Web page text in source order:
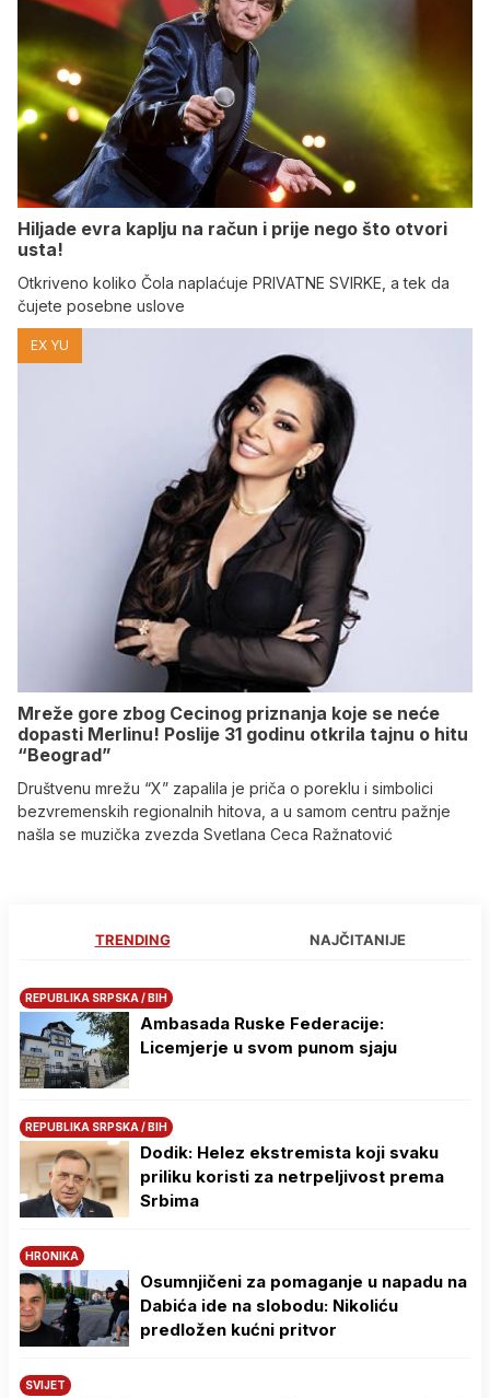
Hiljade evra kaplju na račun i prije nego što otvori
usta!
Otkriveno koliko Čola naplaćuje PRIVATNE SVIRKE, a tek da
čujete posebne uslove
EX YU
Mreže gore zbog Cecinog priznanja koje se neće
dopasti Merlinu! Poslije 31 godinu otkrila tajnu o hitu
“Beograd”
Društvenu mrežu “X” zapalila je priča o poreklu i simbolici
bezvremenskih regionalnih hitova, a u samom centru pažnje
našla se muzička zvezda Svetlana Ceca Ražnatović
TRENDING NAJČITANIJE
REPUBLIKA SRPSKA / BIH
Ambasada Ruske Federacije:
Licemjerje u svom punom sjaju
REPUBLIKA SRPSKA / BIH
Dodik: Helez ekstremista koji svaku
priliku koristi za netrpeljivost prema
Srbima
HRONIKA
Osumnjičeni za pomaganje u napadu na
Dabića ide na slobodu: Nikoliću
predložen kućni pritvor
SVIJET